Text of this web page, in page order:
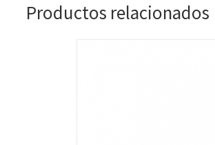
Productos relacionados